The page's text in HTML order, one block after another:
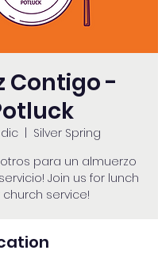
Contigo -
dic
Silver Spring
para un almuerzo
Join us for lunch
service!